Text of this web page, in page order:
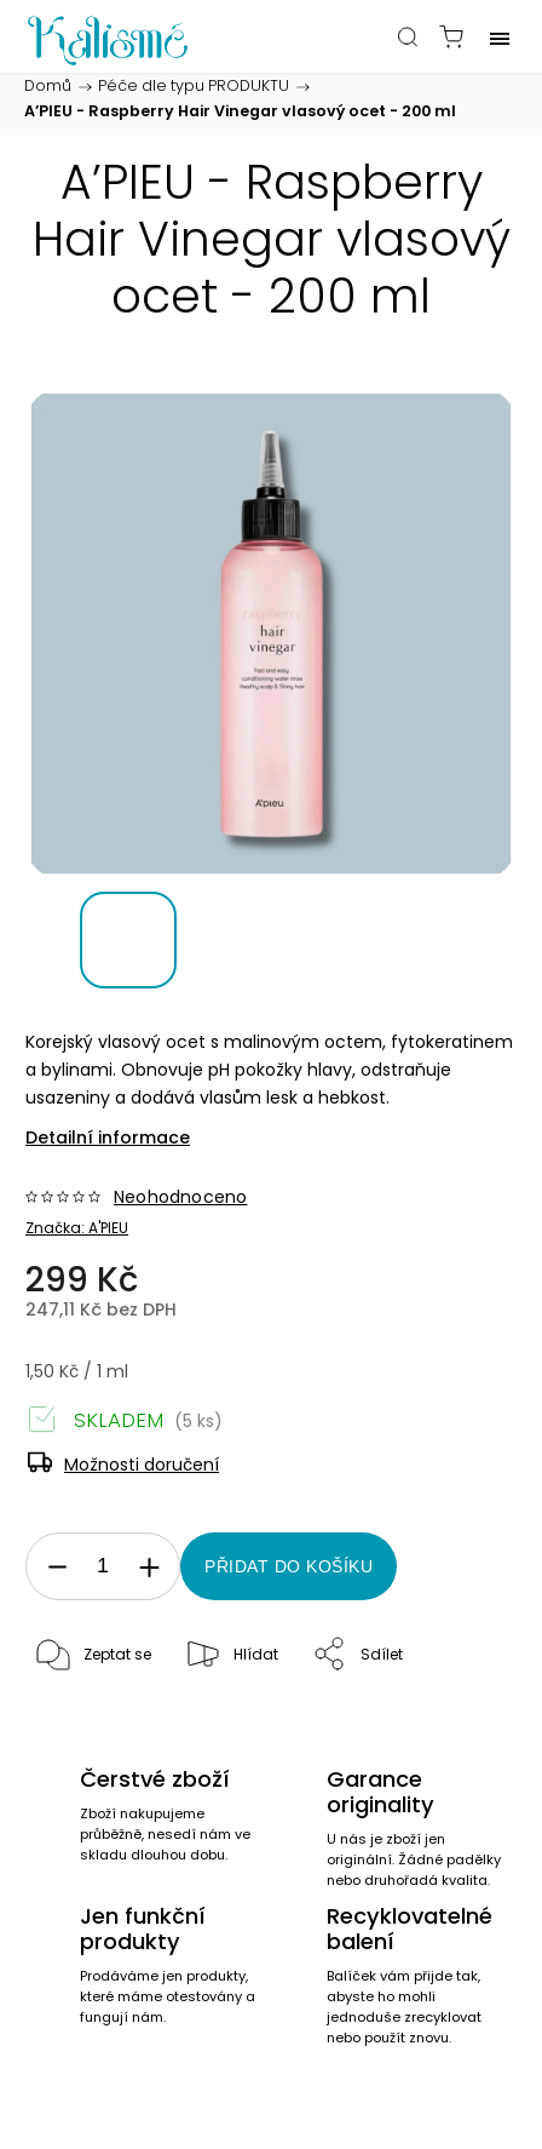
Domů / Péče dle typu PRODUKTU /
A’PIEU - Raspberry Hair Vinegar vlasový ocet - 200 ml
A’PIEU - Raspberry
Hair Vinegar vlasový
ocet - 200 ml
Korejský vlasový ocet s malinovým octem, fytokeratinem
a bylinami. Obnovuje pH pokožky hlavy, odstraňuje
usazeniny a dodává vlasům lesk a hebkost.
Detailní informace
Značka: A'PIEU
Neohodnoceno
299 Kč
247,11 Kč bez DPH
1,50 Kč / 1 ml
SKLADEM (5 ks)
Možnosti doručení
PŘIDAT DO KOŠÍKU
Zeptat se Hlídat Sdílet
Čerstvé zboží
Zboží nakupujeme
průběžně, nesedí nám ve
skladu dlouhou dobu.
Garance
originality
U nás je zboží jen
originální. Žádné padělky
nebo druhořadá kvalita.
Jen funkční
produkty
Prodáváme jen produkty,
které máme otestovány a
fungují nám.
Recyklovatelné
balení
Balíček vám přijde tak,
abyste ho mohli
jednoduše zrecyklovat
nebo použít znovu.